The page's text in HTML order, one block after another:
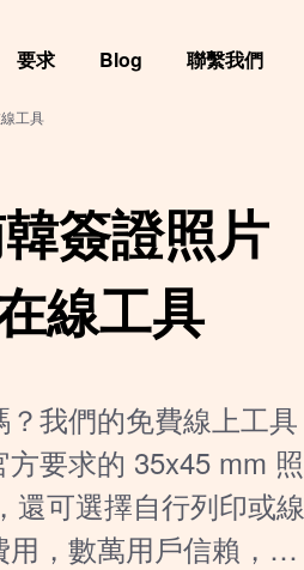
要求 Blog 聯繫我們
工具
簽證照片
線工具
我們的免費線上工具
要求的 35x45 mm 照
還可選擇自行列印或線
，數萬用戶信賴，立